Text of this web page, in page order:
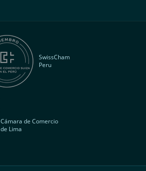
SwissCham
Peru
Cámara de Comercio
de Lima